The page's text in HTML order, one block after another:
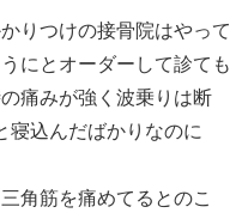
りつけの接骨院はやって
にとオーダーして診ても
痛みが強く波乗りは断
寝込んだばかりなのに
角筋を痛めてるとのこ